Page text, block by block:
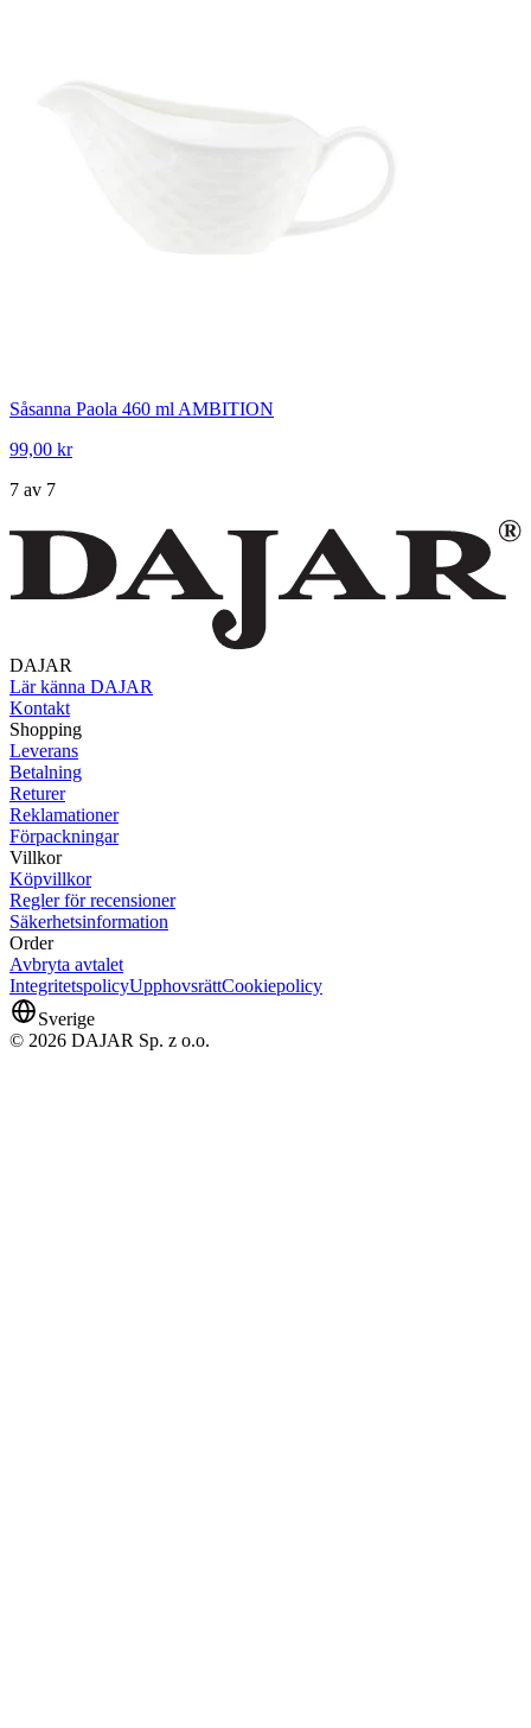
Såsanna Paola 460 ml AMBITION
99,00 kr
7 av 7
DAJAR
Lär känna DAJAR
Kontakt
Shopping
Leverans
Betalning
Returer
Reklamationer
Förpackningar
Villkor
Köpvillkor
Regler för recensioner
Säkerhetsinformation
Order
Avbryta avtalet
IntegritetspolicyUpphovsrättCookiepolicy
Sverige
© 2026 DAJAR Sp. z o.o.